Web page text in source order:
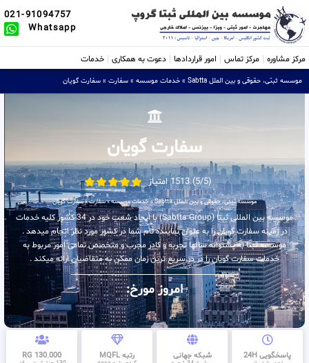
021-91094757
Whatsapp
مرکز مشاوره مرکز تماس امور قراردادها دعوت به همکاری خدمات
موسسه ثبتی، حقوقی و بین الملل Sabtta » خدمات موسسه » سفارت » سفارت گویان
سفارت گویان
(5/5) 1513 امتیاز
موسسه ثبتی، حقوقی و بین الملل Sabtta »خدمات موسسه»سفارت»سفارت گویان
موسسه بین المللی ثبتا (Sabtta Group) با ایجاد شعب خود در 34 کشور کلیه خدمات
در زمینه سفارت گویان را به عنوان نماینده تام شما در کشور مورد نظر انجام میدهد .
موسسه ثبتا به پشتوانه سالها تجربه و کادر مجرب و متخصص تمامی امور مربوط به
خدمات سفارت گویان را در در سریع ترین زمان ممکن به متقاضیان ارائه میکند .
امروز مورخ:
پاسخگویی 24H شبکه جهانی رتبه MQFL 130.000 RG